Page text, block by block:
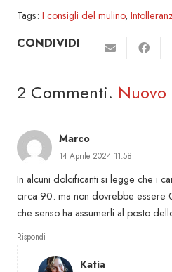
Tags: I consigli del mulino,
CONDIVIDI
2 Commenti.
Marco
14 Aprile 2024 11:58
In alcuni dolcificanti si legge che i
circa 90. ma non dovrebbe essere
che senso ha assumerli al posto
Rispondi
Katia